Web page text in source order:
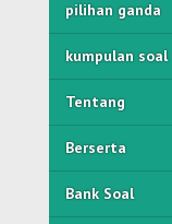
pilihan ganda
kumpulan soal
Tentang
Berserta
Bank Soal